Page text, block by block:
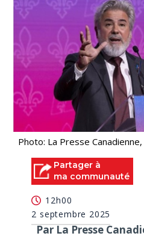
Photo: La Presse
Partager à
ma communauté
12h00
2 septembre 2025
Par La Presse